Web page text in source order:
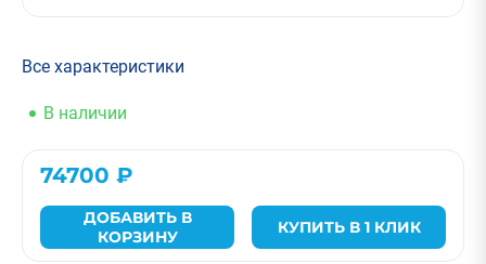
Все характеристики
В наличии
74700 ₽
ДОБАВИТЬ В
КОРЗИНУ
КУПИТЬ В 1 КЛИК